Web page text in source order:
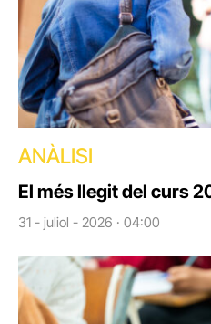
ANÀLISI
El més llegit del curs
31 - juliol - 2026 · 04:00